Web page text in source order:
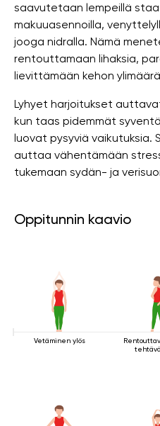
saavutetaan lempeillä
makuuasennoilla,
jooga nidralla. Nämä
rentouttamaan lihaksia,
lievittämään kehon
Lyhyet harjoitukset
kun taas pidemmät
luovat pysyviä vaikutuksia.
auttaa vähentämään
tukemaan sydän- ja
Oppitunnin kaavio
Vetäminen ylös